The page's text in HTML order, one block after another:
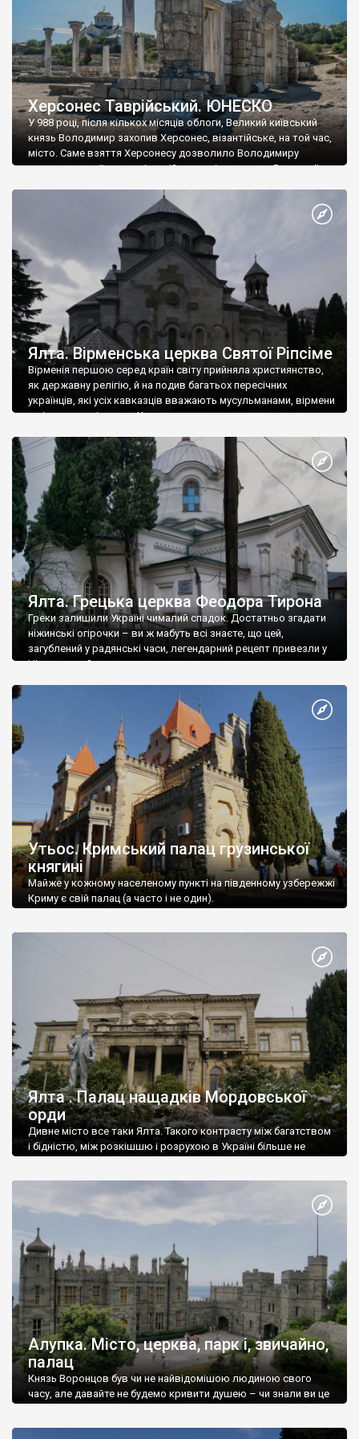
Херсонес Таврійський. ЮНЕСКО
У 988 році, після кількох місяців облоги, Великий київський
князь Володимир захопив Херсонес, візантійське, на той час,
місто. Саме взяття Херсонесу дозволило Володимиру
диктувати свої умови візантійському імператору Василю ІІ, та
Херсонесі Володимир-язичник, став Василем-християнином.
А потім було Хрещення Русі. На честь Херсонесу Таврійського
Ялта. Вірменська церква Святої Ріпсіме
Вірменія першою серед країн світу прийняла християнство,
як державну релігію, й на подив багатьох пересічних
українців, які усіх кавказців вважають мусульманами, вірмени
є відданими вірянами Христа
Ялта. Грецька церква Феодора Тирона
Греки залишили Україні чималий спадок. Достатньо згадати
ніжинські огірочки – ви ж мабуть всі знаєте, що цей,
загублений у радянські часи, легендарний рецепт привезли у
Ніжин греки?
Утьос. Кримський палац грузинської
княгині
Майже у кожному населеному пункті на південному узбережжі
Криму є свій палац (а часто і не один).
Ялта . Палац нащадків Мордовської
орди
Дивне місто все таки Ялта. Такого контрасту між багатством
і бідністю, між розкішшю і розрухою в Україні більше не
Алупка. Місто, церква, парк і, звичайно,
палац
Князь Воронцов був чи не найвідомішою людиною свого
часу, але давайте не будемо кривити душею – чи знали ви це